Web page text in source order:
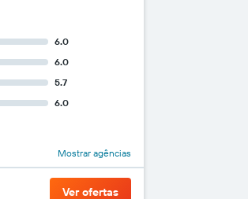
6.0
6.0
5.7
6.0
Mostrar agências
Ver ofertas